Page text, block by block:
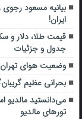
بیانیه مسعود رجوی
ایران!
جدول و جزئیات
وضعیت هوای تهران
بحرانی عظیم
تورهای مالدیو